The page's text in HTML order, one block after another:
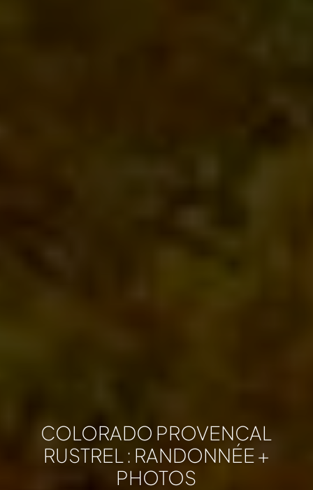
COLORADO PROVENCAL
RUSTREL : RANDONNÉE +
PHOTOS